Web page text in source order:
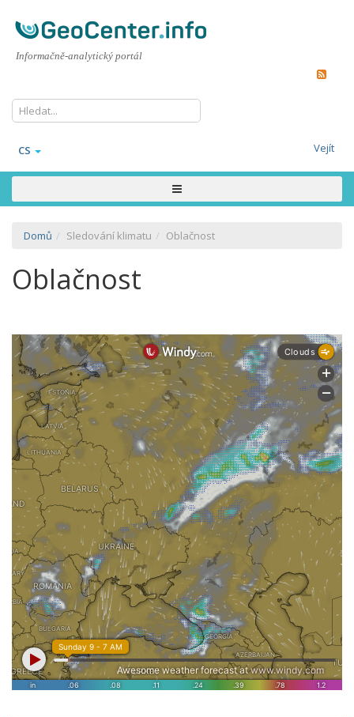
Informačně-analytický portál
CS Vejít
Domů Sledování klimatu Oblačnost
Oblačnost